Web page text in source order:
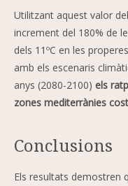
Utilitzant aquest valor
increment del 180% de
dels 11ºC en les
amb els escenaris
anys (2080-2100) els
zones mediterrànies
Conclusions
Els resultats demostren